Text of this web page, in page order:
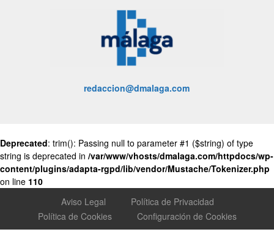
redaccion@dmalaga.com
Deprecated: trim(): Passing null to parameter #1 ($string) of type
string is deprecated in /var/www/vhosts/dmalaga.com/httpdocs/wp-
content/plugins/adapta-rgpd/lib/vendor/Mustache/Tokenizer.php
on line 110
Aviso Legal
Política de Privacidad
Política de Cookies
Configuración de Cookies